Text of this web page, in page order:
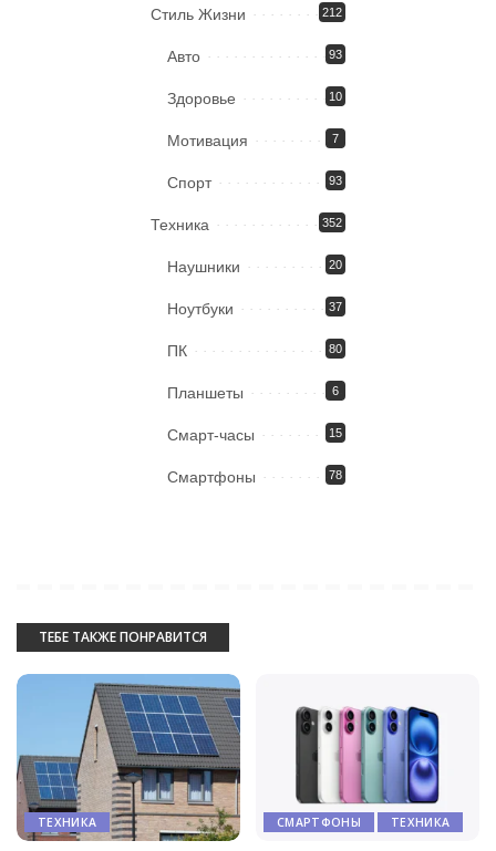
Стиль Жизни 212
Авто 93
Здоровье 10
Мотивация 7
Спорт 93
Техника 352
Наушники 20
Ноутбуки 37
ПК 80
Планшеты 6
Смарт-часы 15
Смартфоны 78
ТЕБЕ ТАКЖЕ ПОНРАВИТСЯ
ТЕХНИКА СМАРТФОНЫ ТЕХНИКА